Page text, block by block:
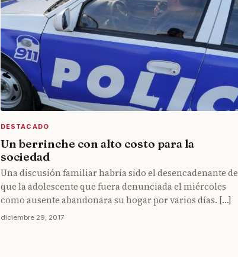
DESTACADO
Un berrinche con alto costo para la
sociedad
Una discusión familiar habría sido el desencadenante de
que la adolescente que fuera denunciada el miércoles
como ausente abandonara su hogar por varios días. […]
diciembre 29, 2017